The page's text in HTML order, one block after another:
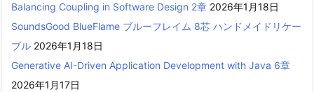
Balancing Coupling in Software Design 2章 2026年1月18日
SoundsGood BlueFlame ブルーフレイム 8芯 ハンドメイドリケー
ブル 2026年1月18日
Generative AI-Driven Application Development with Java 6章
2026年1月17日